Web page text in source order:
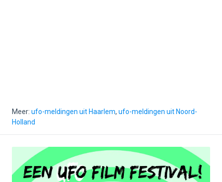
Meer: ufo-meldingen uit Haarlem, ufo-meldingen uit Noord-
Holland